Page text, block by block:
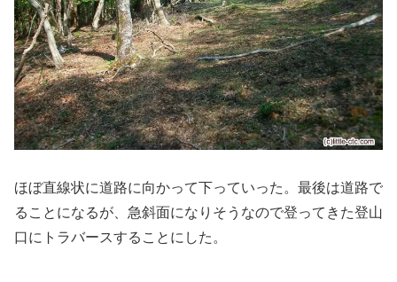
ほぼ直線状に道路に向かって下っていった。最後は道路で
ることになるが、急斜面になりそうなので登ってきた登山
口にトラバースすることにした。